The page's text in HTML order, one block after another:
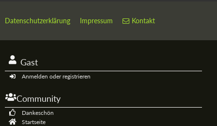
Datenschutzerklärung Impressum Kontakt
Gast
Anmelden oder registrieren
Community
Dankeschön
Startseite